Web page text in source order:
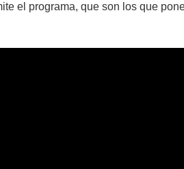
el programa, que son los que